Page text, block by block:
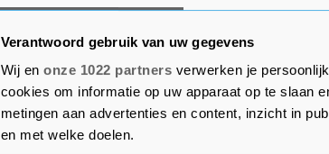
Verantwoord gebruik van uw gegevens
Wij en onze 1022 partners verwerken je
cookies om informatie op uw apparaat op te slaan
metingen aan advertenties en content, inzicht in
en met welke doelen.
strafdossier om beter inzichtelijk te maken
gebeurd, maar dat is door justitie geweigerd.
Volgens de raadsman van De K zouden de
omstandigheden in de gevangenis in de
Dendermonde ondermaats zijn en met